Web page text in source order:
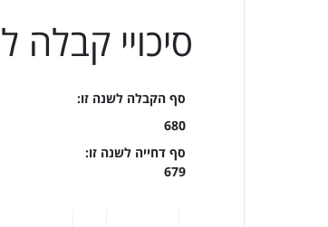
סיכויי קבלה ל
סף הקבלה לשנה זו:
680
סף דחייה לשנה זו:
679